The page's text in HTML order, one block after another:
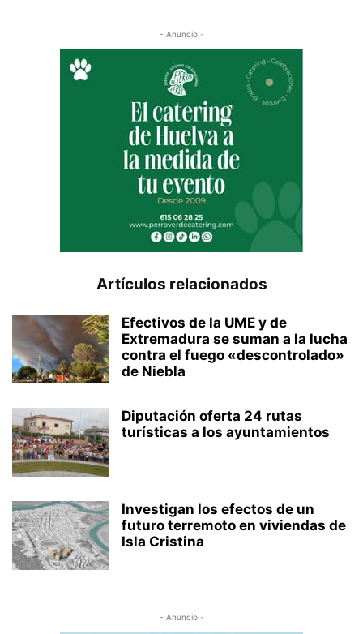
- Anuncio -
Artículos relacionados
Efectivos de la UME y de
Extremadura se suman a la lucha
contra el fuego «descontrolado»
de Niebla
Diputación oferta 24 rutas
turísticas a los ayuntamientos
Investigan los efectos de un
futuro terremoto en viviendas de
Isla Cristina
- Anuncio -